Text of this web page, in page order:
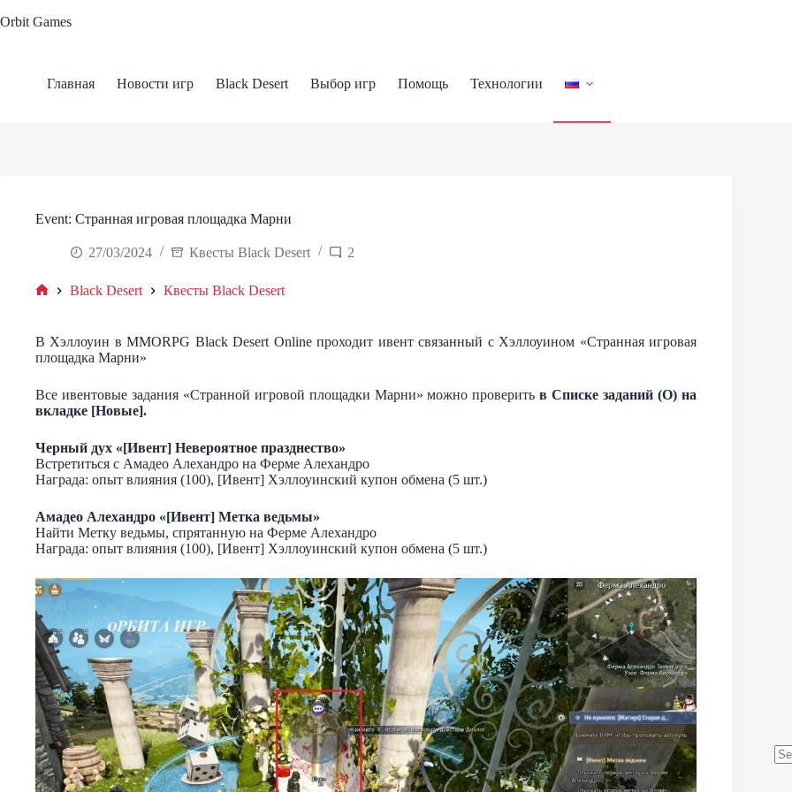
to
Orbit Games
Главная Новости игр Black Desert Выбор игр Помощь Технологии
Event: Странная игровая площадка Марни
27/03/2024 Квесты Black Desert 2
Black Desert Квесты Black Desert
В Хэллоуин в MMORPG Black Desert Online проходит ивент связанный с Хэллоуином «Странная игровая
площадка Марни»
Все ивентовые задания «Странной игровой площадки Марни» можно проверитьв Списке заданий (O) на
вкладке [Новые].
Черный дух «[Ивент] Невероятное празднество»
Встретиться с Амадео Алехандро на Ферме Алехандро
Награда: опыт влияния (100), [Ивент] Хэллоуинский купон обмена (5 шт.)
Амадео Алехандро «[Ивент] Метка ведьмы»
Найти Метку ведьмы, спрятанную на Ферме Алехандро
Награда: опыт влияния (100), [Ивент] Хэллоуинский купон обмена (5 шт.)